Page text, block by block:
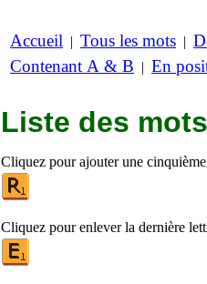
Accueil | Tous les mots |
Contenant A & B | En
Liste des
Cliquez pour ajouter une
Cliquez pour enlever la dernière